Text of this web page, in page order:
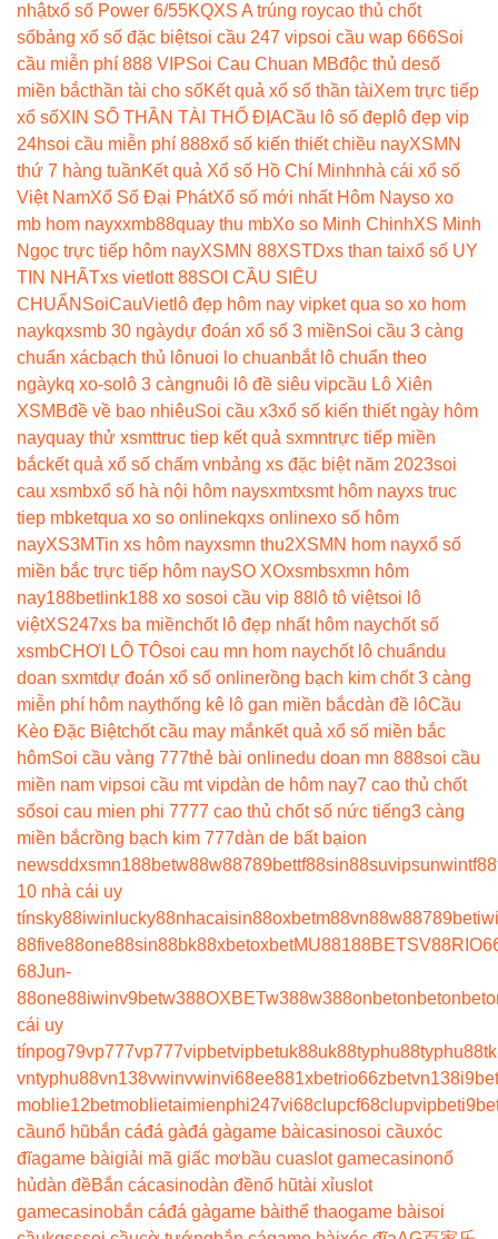
nhậtxổ số Power 6/55KQXS A trúng roycao thủ chốt
sốbảng xổ số đặc biệtsoi cầu 247 vipsoi cầu wap 666Soi
cầu miễn phí 888 VIPSoi Cau Chuan MBđộc thủ desố
miền bắcthần tài cho sốKết quả xổ số thần tàiXem trực tiếp
xổ sốXIN SỐ THẦN TÀI THỔ ĐỊACầu lô số đẹp lô đẹp vip
24hsoi cầu miễn phí 888xổ số kiến thiết chiều nayXSMN
thứ 7 hàng tuầnKết quả Xổ số Hồ Chí Minhnhà cái xổ số
Việt NamXổ Số Đại PhátXổ số mới nhất Hôm Nayso xo
mb hom nayxxmb88quay thu mbXo so Minh ChinhXS Minh
Ngọc trực tiếp hôm nayXSMN 88XSTDxs than taixổ số UY
TIN NHẤTxs vietlott 88SOI CẦU SIÊU
CHUẨN SoiCauVietlô đẹp hôm nay vipket qua so xo hom
naykqxsmb 30 ngàydự đoán xổ số 3 miềnSoi cầu 3 càng
chuẩn xácbạch thủ lônuoi lo chuanbắt lô chuẩn theo
ngàykq xo-so lô 3 càngnuôi lô đề siêu vipcầu Lô Xiên
XSMBđề về bao nhiêuSoi cầu x3xổ số kiến thiết ngày hôm
nayquay thử xsmttruc tiep kết quả sxmntrực tiếp miền
bắckết quả xổ số chấm vnbảng xs đặc biệt năm 2023soi
cau xsmbxổ số hà nội hôm naysxmtxsmt hôm nayxs truc
tiep mbketqua xo so onlinekqxs onlinexo số hôm
nayXS3MTin xs hôm nayxsmn thu2XSMN hom nayxổ số
miền bắc trực tiếp hôm naySO XOxsmbsxmn hôm
nay188betlink188 xo sosoi cầu vip 88 lô tô việtsoi lô
việtXS247xs ba miềnchốt lô đẹp nhất hôm naychốt số
xsmbCHƠI LÔ TÔsoi cau mn hom naychốt lô chuẩndu
doan sxmtdự đoán xổ số onlinerồng bạch kim chốt 3 càng
miễn phí hôm naythống kê lô gan miền bắcdàn đề lôCầu
Kèo Đặc Biệtchốt cầu may mắnkết quả xổ số miền bắc
hômSoi cầu vàng 777thẻ bài onlinedu doan mn 888soi cầu
miền nam vipsoi cầu mt vipdàn de hôm nay7 cao thủ chốt
sốsoi cau mien phi 7777 cao thủ chốt số nức tiếng3 càng
miền bắcrồng bạch kim 777dàn de bất bạion
newsddxsmn188betw88w88789bettf88sin88suvipsunwintf88
10 nhà cái uy
tínsky88iwin lucky88nhacaisin88oxbetm88vn88w88789bet
88five88one88sin88bk88xbetoxbetMU88188BETSV88
68Jun-
88one88iwinv9betw388OXBETw388w388onbetonbetonbet
cái uy
tínpog79vp777vp777vipbetvipbetuk88uk88typhu88typhu88
vntyphu88vn138vwinvwinvi68ee881xbetrio66zbetvn138
moblie12betmoblietaimienphi247vi68clupcf68clupvipbet
cầunổ hũbắn cáđá gàđá gàgame bàicasinosoi cầuxóc
đĩagame bàigiải mã giấc mơbầu cuaslot gamecasinonổ
hủdàn đềBắn cácasinodàn đềnổ hũtài xỉuslot
gamecasinobắn cáđá gàgame bàithể thaogame bàisoi